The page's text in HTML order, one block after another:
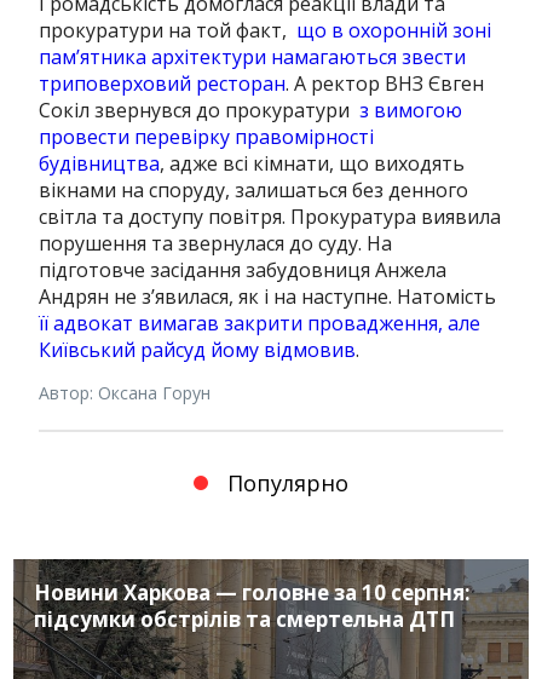
прокуратури на той факт, що в охоронній зоні
пам’ятника архітектури намагаються звести
триповерховий ресторан. А ректор ВНЗ Євген
Сокіл звернувся до прокуратури з вимогою
провести перевірку правомірності
будівництва, адже всі кімнати, що виходять
вікнами на споруду, залишаться без денного
світла та доступу повітря. Прокуратура виявила
порушення та звернулася до суду. На
підготовче засідання забудовниця Анжела
Андрян не з’явилася, як і на наступне. Натомість
її адвокат вимагав закрити провадження, але
Київський райсуд йому відмовив.
Автор: Оксана Горун
Популярно
Новини Харкова — головне за 10 серпня:
підсумки обстрілів та смертельна ДТП